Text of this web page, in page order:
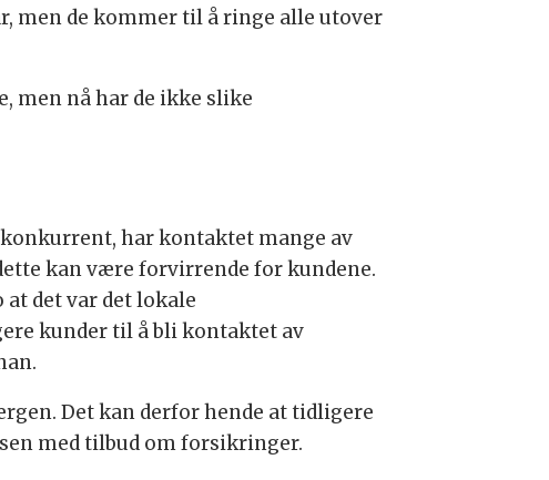
men de kommer til å ringe alle utover
men nå har de ikke slike
har kontaktet mange av
kan være forvirrende for kundene.
det var det lokale
kunder til å bli kontaktet av
Det kan derfor hende at tidligere
med tilbud om forsikringer.